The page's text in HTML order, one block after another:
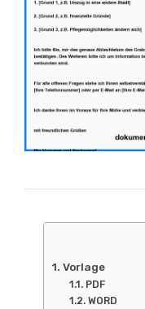
Vorlage
PDF
WORD